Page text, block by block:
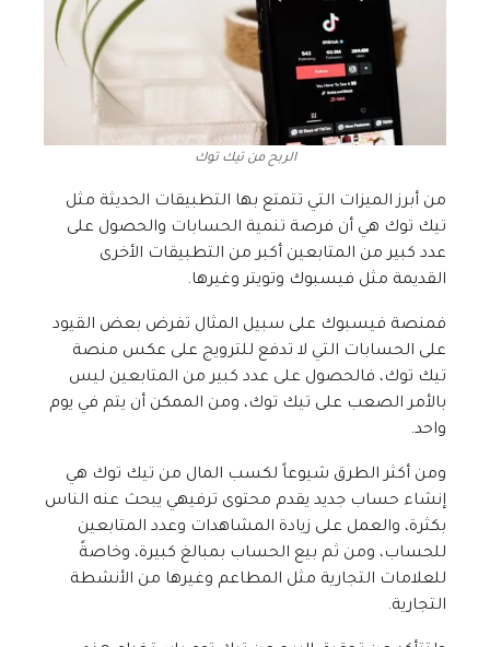
الربح من تيك توك
من أبرز الميزات التي تتمتع بها التطبيقات الحديثة مثل
تيك توك هي أن فرصة تنمية الحسابات والحصول على
عدد كبير من المتابعين أكبر من التطبيقات الأخرى
القديمة مثل فيسبوك وتويتر وغيرها.
فمنصة فيسبوك على سبيل المثال تفرض بعض القيود
على الحسابات التي لا تدفع للترويج على عكس منصة
تيك توك، فالحصول على عدد كبير من المتابعين ليس
بالأمر الصعب على تيك توك، ومن الممكن أن يتم في يوم
واحد.
ومن أكثر الطرق شيوعاً لكسب المال من تيك توك هي
إنشاء حساب جديد يقدم محتوى ترفيهي يبحث عنه الناس
بكثرة، والعمل على زيادة المشاهدات وعدد المتابعين
للحساب، ومن ثم بيع الحساب بمبالغ كبيرة، وخاصةً
للعلامات التجارية مثل المطاعم وغيرها من الأنشطة
التجارية.